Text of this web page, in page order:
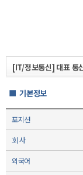
[IT/정보통신] 대표 통
■ 기본정보
포지션
회 사
외국어